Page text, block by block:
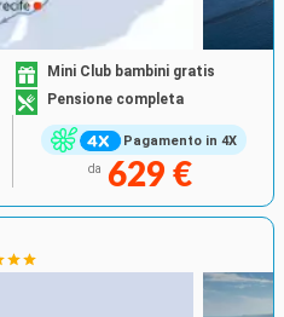
Pagamento in 4X
Mini Club bambini gratis
Pensione completa
da 629 €